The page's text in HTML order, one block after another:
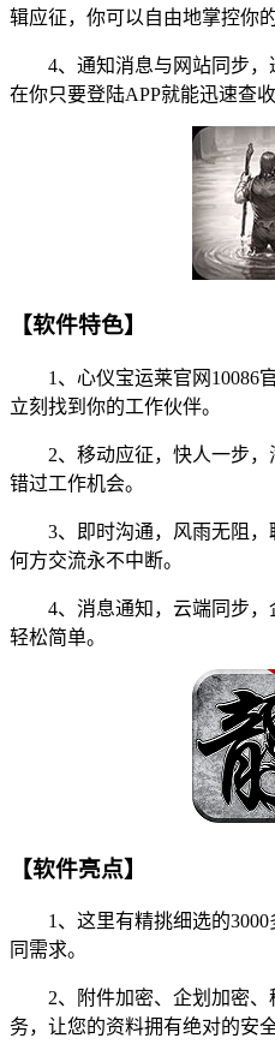
辑应征，你可以自由地掌控你
4、通知消息与网站同步，
在你只要登陆APP就能迅速查
【软件特色】
1、心仪宝运莱官网10086官
立刻找到你的工作伙伴。
2、移动应征，快人一步，
错过工作机会。
3、即时沟通，风雨无阻，
何方交流永不中断。
4、消息通知，云端同步，
轻松简单。
【软件亮点】
1、这里有精挑细选的3000
同需求。
2、附件加密、企划加密、
务，让您的资料拥有绝对的安全